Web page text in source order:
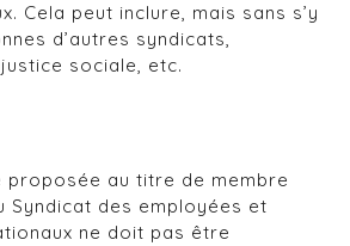
Cela peut inclure, mais sans s’y
d’autres syndicats,
sociale, etc.
proposée au titre de membre
Syndicat des employées et
ne doit pas être